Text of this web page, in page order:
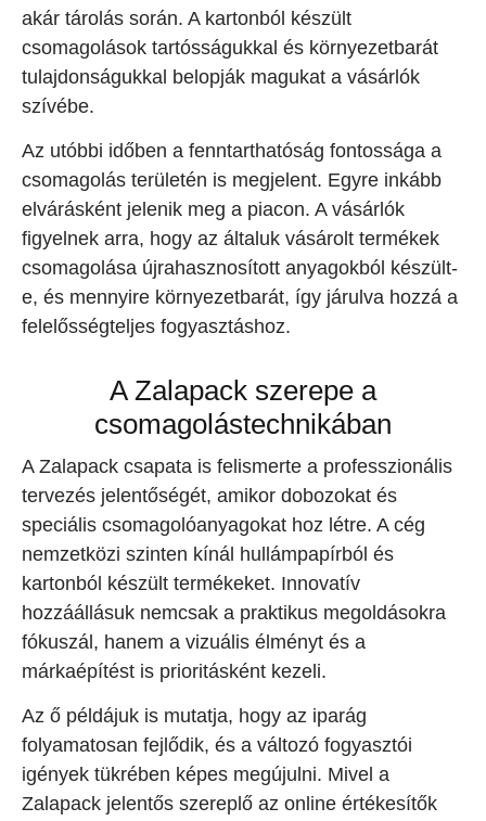
akár tárolás során. A kartonból készült
csomagolások tartósságukkal és környezetbarát
tulajdonságukkal belopják magukat a vásárlók
szívébe.
Az utóbbi időben a fenntarthatóság fontossága a
csomagolás területén is megjelent. Egyre inkább
elvárásként jelenik meg a piacon. A vásárlók
figyelnek arra, hogy az általuk vásárolt termékek
csomagolása újrahasznosított anyagokból készült-
e, és mennyire környezetbarát, így járulva hozzá a
felelősségteljes fogyasztáshoz.
A Zalapack szerepe a
csomagolástechnikában
A Zalapack csapata is felismerte a professzionális
tervezés jelentőségét, amikor dobozokat és
speciális csomagolóanyagokat hoz létre. A cég
nemzetközi szinten kínál hullámpapírból és
kartonból készült termékeket. Innovatív
hozzáállásuk nemcsak a praktikus megoldásokra
fókuszál, hanem a vizuális élményt és a
márkaépítést is prioritásként kezeli.
Az ő példájuk is mutatja, hogy az iparág
folyamatosan fejlődik, és a változó fogyasztói
igények tükrében képes megújulni. Mivel a
Zalapack jelentős szereplő az online értékesítők